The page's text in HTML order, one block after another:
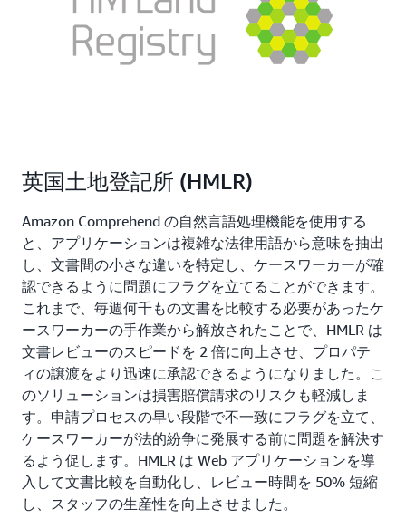
英国土地登記所 (HMLR)
Amazon Comprehend の自然言語処理機能を使用する
と、アプリケーションは複雑な法律用語から意味を抽出
し、文書間の小さな違いを特定し、ケースワーカーが確
認できるように問題にフラグを立てることができます。
これまで、毎週何千もの文書を比較する必要があったケ
ースワーカーの手作業から解放されたことで、HMLR は
文書レビューのスピードを 2 倍に向上させ、プロパテ
ィの譲渡をより迅速に承認できるようになりました。こ
のソリューションは損害賠償請求のリスクも軽減しま
す。申請プロセスの早い段階で不一致にフラグを立て、
ケースワーカーが法的紛争に発展する前に問題を解決す
るよう促します。HMLR は Web アプリケーションを導
入して文書比較を自動化し、レビュー時間を 50% 短縮
し、スタッフの生産性を向上させました。